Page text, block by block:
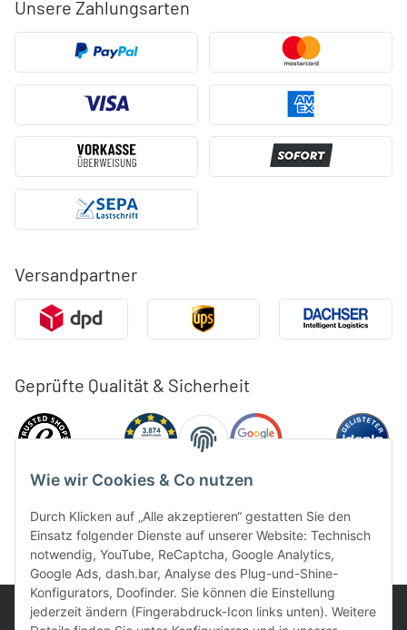
Wie wir Cookies & Co nutzen
Durch Klicken auf „Alle akzeptieren“ gestatten Sie den
Einsatz folgender Dienste auf unserer Website: Technisch
notwendig, YouTube, ReCaptcha, Google Analytics,
Google Ads, dash.bar, Analyse des Plug-und-Shine-
Konfigurators, Doofinder. Sie können die Einstellung
jederzeit ändern (Fingerabdruck-Icon links unten). Weitere
Unsere Zahlungsarten
Versandpartner
Geprüfte Qualität & Sicherheit